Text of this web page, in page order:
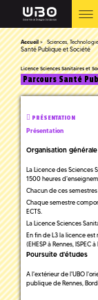
Accueil Sciences,
Santé Publique et Société
Licence Sciences Sanitaires et
Parcours Santé
PRÉSENTATION
Présentation
Organisation générale
La Licence des Sciences
1500 heures
Chacun de ces
Chaque semestre
ECTS.
La Licence Sciences
En fin de L3 la licence
(EHESP à Rennes, ISPEC
Poursuite d'études
A l'extérieur de l'UBO
publique de Rennes,